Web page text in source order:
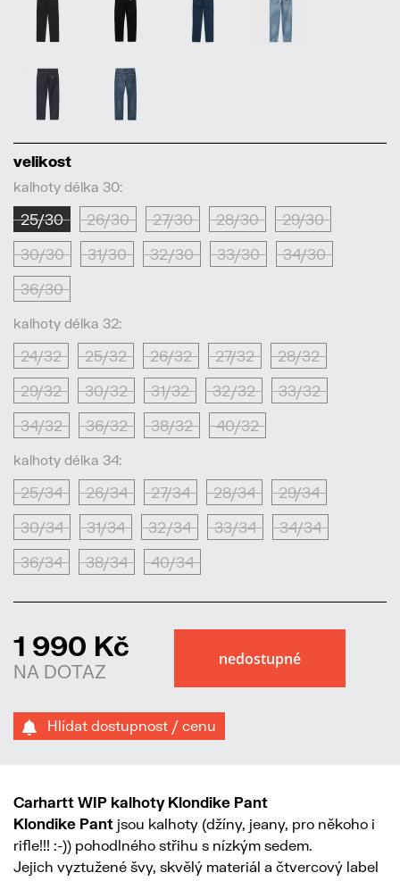
velikost
kalhoty délka 30:
25/30 26/30 27/30 28/30 29/30
30/30 31/30 32/30 33/30 34/30
36/30
kalhoty délka 32:
24/32 25/32 26/32 27/32 28/32
29/32 30/32 31/32 32/32 33/32
34/32 36/32 38/32 40/32
kalhoty délka 34:
25/34 26/34 27/34 28/34 29/34
30/34 31/34 32/34 33/34 34/34
36/34 38/34 40/34
1 990 Kč
NA DOTAZ
Hlídat dostupnost / cenu
Carhartt WIP kalhoty Klondike Pant
Klondike Pant jsou kalhoty (džíny, jeany, pro někoho i
rifle!!! :-)) pohodlného střihu s nízkým sedem.
Jejich vyztužené švy, skvělý materiál a čtvercový label